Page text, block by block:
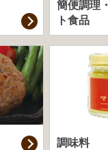
簡便調理・
ト食品
調味料